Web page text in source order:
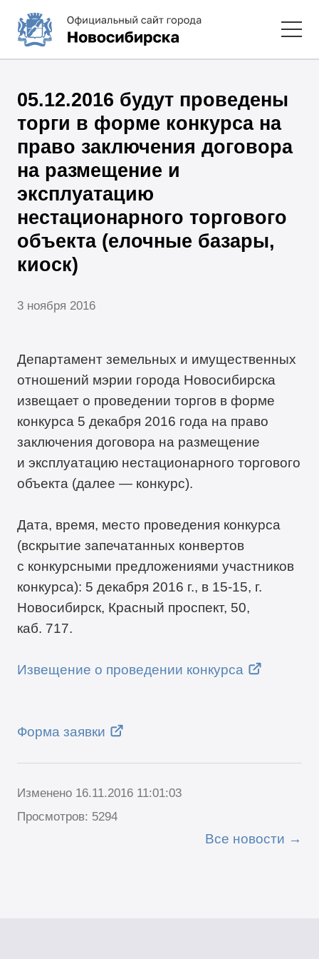
05.12.2016 будут проведены
торги в форме конкурса на
право заключения договора
на размещение и
эксплуатацию
нестационарного торгового
объекта (елочные базары,
киоск)
3 ноября 2016
Департамент земельных и имущественных
отношений мэрии города Новосибирска
извещает о проведении торгов в форме
конкурса 5 декабря 2016 года на право
заключения договора на размещение
и эксплуатацию нестационарного торгового
объекта (далее — конкурс).
Дата, время, место проведения конкурса
(вскрытие запечатанных конвертов
с конкурсными предложениями участников
конкурса): 5 декабря 2016 г., в 15-15, г.
Новосибирск, Красный проспект, 50,
каб. 717.
Извещение о проведении конкурса
Форма заявки
Изменено 16.11.2016 11:01:03
Просмотров: 5294
Все новости